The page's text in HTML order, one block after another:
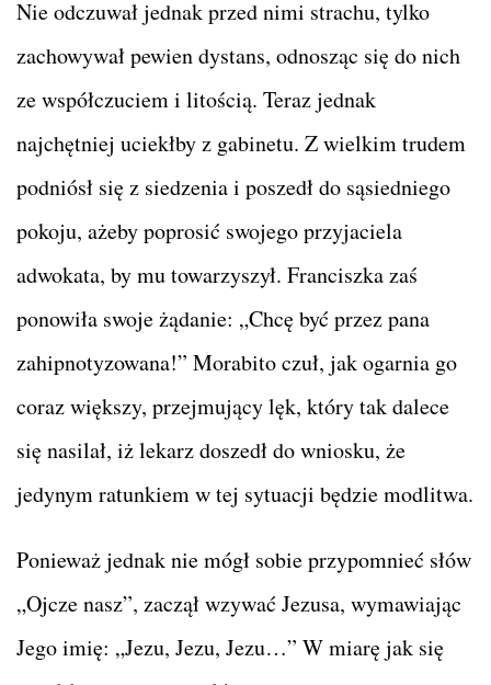
Nie odczuwał jednak przed nimi strachu, tylko
zachowywał pewien dystans, odnosząc się do nich
ze współczuciem i litością. Teraz jednak
najchętniej uciekłby z gabinetu. Z wielkim trudem
podniósł się z siedzenia i poszedł do sąsiedniego
pokoju, ażeby poprosić swojego przyjaciela
adwokata, by mu towarzyszył. Franciszka zaś
ponowiła swoje żądanie: „Chcę być przez pana
zahipnotyzowana!” Morabito czuł, jak ogarnia go
coraz większy, przejmujący lęk, który tak dalece
się nasilał, iż lekarz doszedł do wniosku, że
jedynym ratunkiem w tej sytuacji będzie modlitwa.
Ponieważ jednak nie mógł sobie przypomnieć słów
„Ojcze nasz”, zaczął wzywać Jezusa, wymawiając
Jego imię: „Jezu, Jezu, Jezu…” W miarę jak się